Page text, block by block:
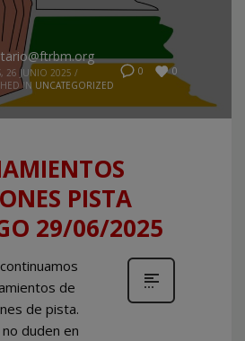
0 0
26 JUNIO 2025 /
IN UNCATEGORIZED
PISTA
29/06/2025
de
de pista.
duden en